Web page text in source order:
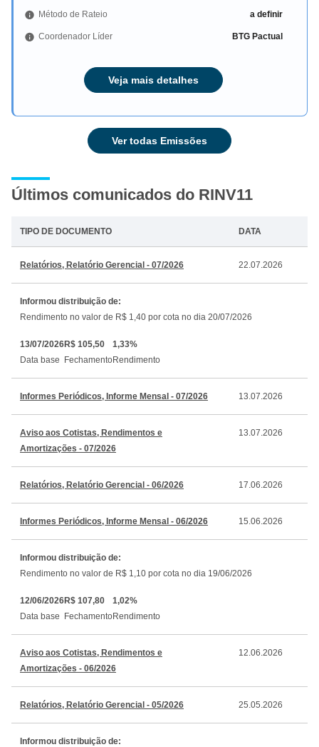
Método de Rateio a definir
Coordenador Líder BTG Pactual
Veja mais detalhes
Ver todas Emissões
Últimos comunicados do RINV11
TIPO DE DOCUMENTO DATA
Relatórios, Relatório Gerencial - 07/2026 22.07.2026
Informou distribuição de:
Rendimento no valor de R$ 1,40 por cota no dia 20/07/2026
13/07/2026
Data base
R$ 105,50
Fechamento
1,33%
Rendimento
Informes Periódicos, Informe Mensal - 07/2026 13.07.2026
Aviso aos Cotistas, Rendimentos e
Amortizações - 07/2026
13.07.2026
Relatórios, Relatório Gerencial - 06/2026 17.06.2026
Informes Periódicos, Informe Mensal - 06/2026 15.06.2026
Informou distribuição de:
Rendimento no valor de R$ 1,10 por cota no dia 19/06/2026
12/06/2026
Data base
R$ 107,80
Fechamento
1,02%
Rendimento
Aviso aos Cotistas, Rendimentos e
Amortizações - 06/2026
12.06.2026
Relatórios, Relatório Gerencial - 05/2026 25.05.2026
Informou distribuição de: